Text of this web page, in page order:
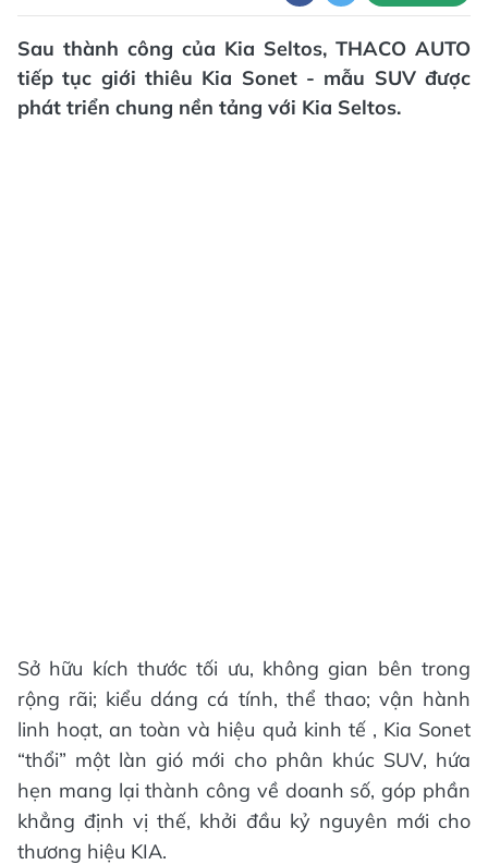
Sau thành công của Kia Seltos, THACO AUTO
tiếp tục giới thiêu Kia Sonet - mẫu SUV được
phát triển chung nền tảng với Kia Seltos.
Sở hữu kích thước tối ưu, không gian bên trong
rộng rãi; kiểu dáng cá tính, thể thao; vận hành
linh hoạt, an toàn và hiệu quả kinh tế , Kia Sonet
“thổi” một làn gió mới cho phân khúc SUV, hứa
hẹn mang lại thành công về doanh số, góp phần
khẳng định vị thế, khởi đầu kỷ nguyên mới cho
thương hiệu KIA.